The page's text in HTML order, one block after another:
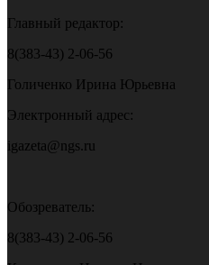
Главный редактор:
8(383-43) 2-06-56
Голиченко Ирина Юрьевна
Электронный адрес:
igazeta@ngs.ru
Обозреватель:
8(383-43) 2-06-56